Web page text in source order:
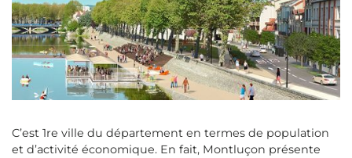
C’est 1re ville du département en termes de population
et d’activité économique. En fait, Montluçon présente